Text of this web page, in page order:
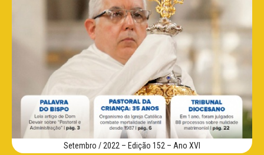
Setembro / 2022 – Edição 152 – Ano XVI